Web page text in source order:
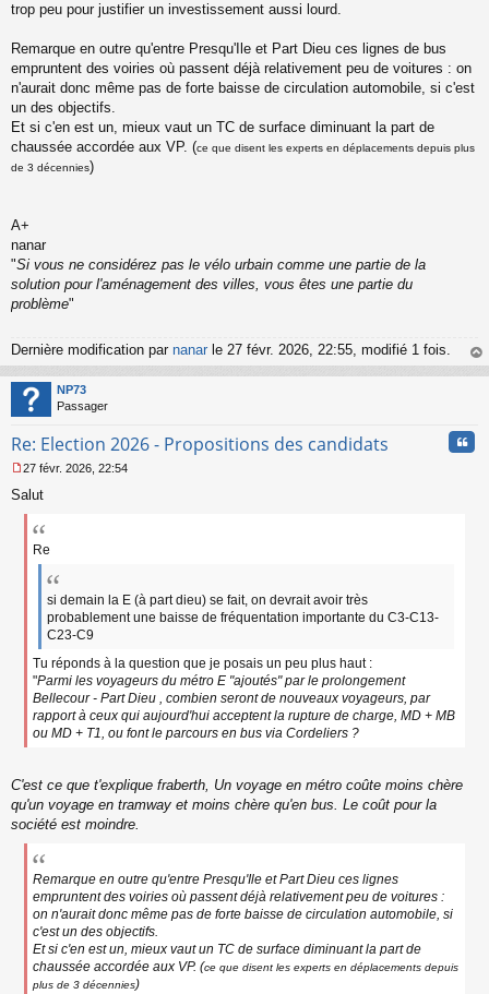
trop peu pour justifier un investissement aussi lourd.
Remarque en outre qu'entre Presqu'Ile et Part Dieu ces lignes de bus
empruntent des voiries où passent déjà relativement peu de voitures : on
n'aurait donc même pas de forte baisse de circulation automobile, si c'est
un des objectifs.
Et si c'en est un, mieux vaut un TC de surface diminuant la part de
chaussée accordée aux VP. (ce que disent les experts en déplacements depuis plus
de 3 décennies)
A+
nanar
"Si vous ne considérez pas le vélo urbain comme une partie de la
solution pour l'aménagement des villes, vous êtes une partie du
problème"
Dernière modification par nanar le 27 févr. 2026, 22:55, modifié 1 fois.
au
NP73
Passager
Re: Election 2026 - Propositions des candidats
e
s
27 févr. 2026, 22:54
Salut
Re
si demain la E (à part dieu) se fait, on devrait avoir très
probablement une baisse de fréquentation importante du C3-C13-
C23-C9
Tu réponds à la question que je posais un peu plus haut :
"Parmi les voyageurs du métro E "ajoutés" par le prolongement
Bellecour - Part Dieu , combien seront de nouveaux voyageurs, par
rapport à ceux qui aujourd'hui acceptent la rupture de charge, MD + MB
ou MD + T1, ou font le parcours en bus via Cordeliers ?
C'est ce que t'explique fraberth, Un voyage en métro coûte moins chère
qu'un voyage en tramway et moins chère qu'en bus. Le coût pour la
société est moindre.
Remarque en outre qu'entre Presqu'Ile et Part Dieu ces lignes
empruntent des voiries où passent déjà relativement peu de voitures :
on n'aurait donc même pas de forte baisse de circulation automobile, si
c'est un des objectifs.
Et si c'en est un, mieux vaut un TC de surface diminuant la part de
chaussée accordée aux VP. (ce que disent les experts en déplacements depuis
plus de 3 décennies)